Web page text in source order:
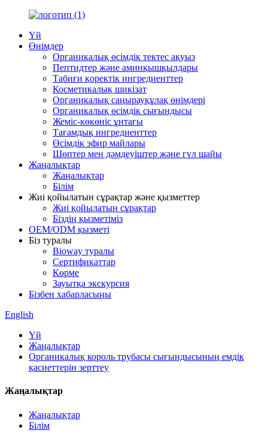
Үй
Өнімдер
Органикалық өсімдік тектес ақуыз
Пептидтер және аминқышқылдары
Табиғи қоректік ингредиенттер
Косметикалық шикізат
Органикалық саңырауқұлақ өнімдері
Органикалық өсімдік сығындысы
Жеміс-көкөніс ұнтағы
Тағамдық ингредиенттер
Өсімдік эфир майлары
Шөптер мен дәмдеуіштер және гүл шайы
Жаңалықтар
Жаңалықтар
Білім
Жиі қойылатын сұрақтар және қызметтер
Жиі қойылатын сұрақтар
Біздің қызметіміз
OEM/ODM қызметі
Біз туралы
Bioway туралы
Сертификаттар
Көрме
Зауытқа экскурсия
Бізбен хабарласыңы
English
Үй
Жаңалықтар
Органикалық король трубасы сығындысының емдік
қасиеттерін зерттеу
Жаңалықтар
Жаңалықтар
Білім